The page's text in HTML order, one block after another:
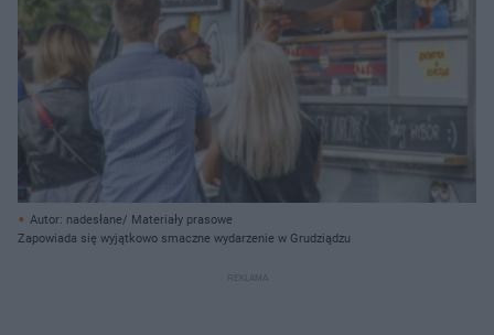
Autor: nadesłane/ Materiały prasowe
Zapowiada się wyjątkowo smaczne wydarzenie w Grudziądzu